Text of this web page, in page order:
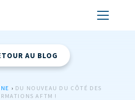
AU BLOG
› DU NOUVEAU DU CÔTÉ DES
AFTM !